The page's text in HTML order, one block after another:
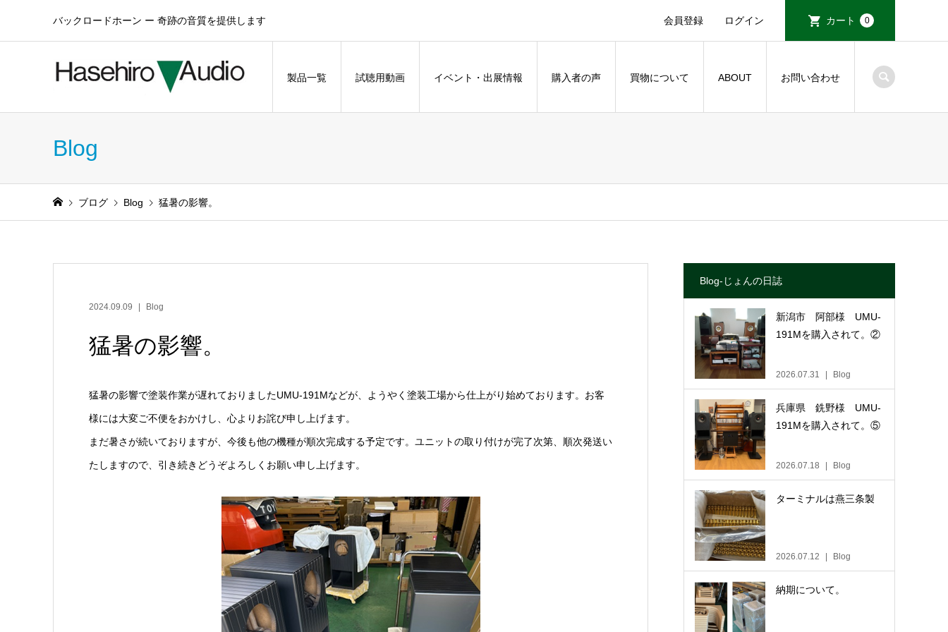
バックロードホーン ー 奇跡の音質を提供します 会員登録 ログイン カート 0
製品一覧 試聴用動画 イベント・出展情報 購入者の声 買物について ABOUT お問い合わせ
Blog
ブログ Blog 猛暑の影響。
2024.09.09 Blog
猛暑の影響。
猛暑の影響で塗装作業が遅れておりましたUMU-191Mなどが、ようやく塗装工場から仕上がり始めております。お客
様には大変ご不便をおかけし、心よりお詫び申し上げます。
まだ暑さが続いておりますが、今後も他の機種が順次完成する予定です。ユニットの取り付けが完了次第、順次発送い
たしますので、引き続きどうぞよろしくお願い申し上げます。
Blog-じょんの日誌
新潟市 阿部様 UMU-
191Mを購入されて。②
2026.07.31 Blog
兵庫県 銑野様 UMU-
191Mを購入されて。⑤
2026.07.18 Blog
ターミナルは燕三条製
2026.07.12 Blog
納期について。